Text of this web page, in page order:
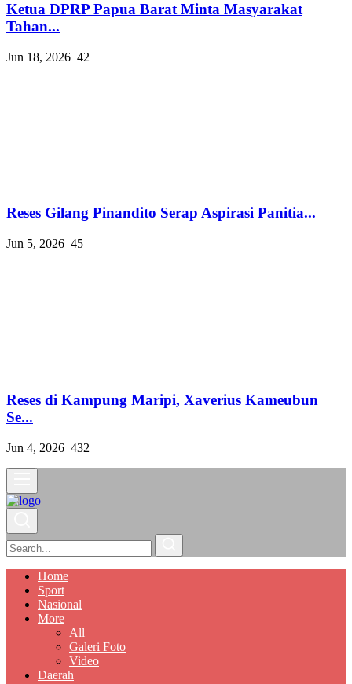
Ketua DPRP Papua Barat Minta Masyarakat
Tahan...
Jun 18, 2026 42
Reses Gilang Pinandito Serap Aspirasi Panitia...
Jun 5, 2026 45
Reses di Kampung Maripi, Xaverius Kameubun
Se...
Jun 4, 2026 432
Home
Sport
Nasional
More
All
Galeri Foto
Video
Daerah